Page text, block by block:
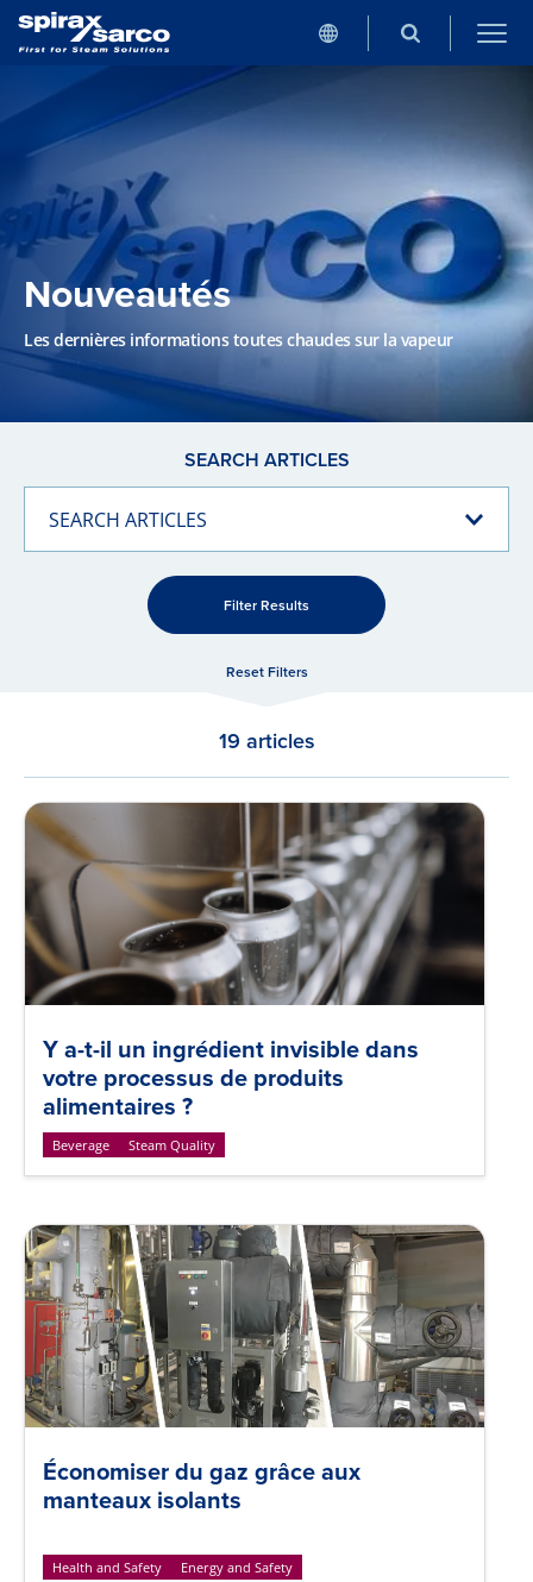
Nouveautés
Les dernières informations toutes chaudes sur la vapeur
SEARCH ARTICLES
SEARCH ARTICLES
Filter Results
Reset Filters
19 articles
Y a-t-il un ingrédient invisible dans
votre processus de produits
alimentaires ?
Beverage Steam Quality
Économiser du gaz grâce aux
manteaux isolants
Health and Safety Energy and Safety